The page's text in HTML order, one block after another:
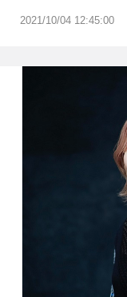
2021/10/04 12:45:00